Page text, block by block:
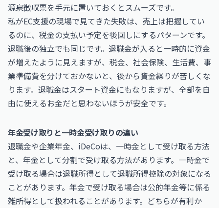
源泉徴収票を手元に置いておくとスムーズです。
私がEC支援の現場で見てきた失敗は、売上は把握してい
るのに、税金の支払い予定を後回しにするパターンです。
退職後の独立でも同じです。退職金が入ると一時的に資金
が増えたように見えますが、税金、社会保険、生活費、事
業準備費を分けておかないと、後から資金繰りが苦しくな
ります。退職金はスタート資金にもなりますが、全部を自
由に使えるお金だと思わないほうが安全です。
年金受け取りと一時金受け取りの違い
退職金や企業年金、iDeCoは、一時金として受け取る方法
と、年金として分割で受け取る方法があります。一時金で
受け取る場合は退職所得として退職所得控除の対象になる
ことがあります。年金で受け取る場合は公的年金等に係る
雑所得として扱われることがあります。どちらが有利か